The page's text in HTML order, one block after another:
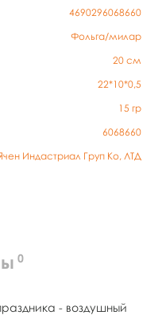
4690296068660
Фольга/милар
20 см
22*10*0,5
15 гр
6068660
Индастриал Груп Ко, ЛТД
0
- воздушный